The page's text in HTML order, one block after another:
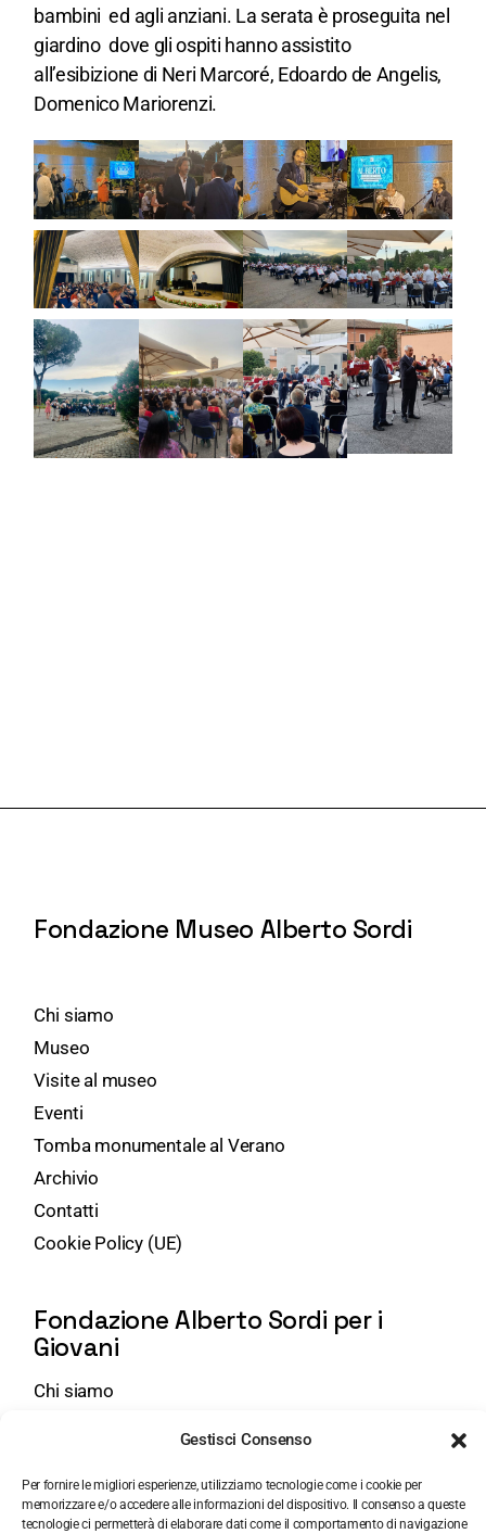
Gestisci Consenso
Per fornire le migliori esperienze, utilizziamo tecnologie come i cookie per
memorizzare e/o accedere alle informazioni del dispositivo. Il consenso a queste
tecnologie ci permetterà di elaborare dati come il comportamento di navigazione
bambini ed agli anziani. La serata è proseguita nel
giardino dove gli ospiti hanno assistito
all’esibizione di Neri Marcoré, Edoardo de Angelis,
Domenico Mariorenzi.
Fondazione Museo Alberto Sordi
Chi siamo
Museo
Visite al museo
Eventi
Tomba monumentale al Verano
Archivio
Contatti
Cookie Policy (UE)
Fondazione Alberto Sordi per i
Giovani
Chi siamo
Bandi